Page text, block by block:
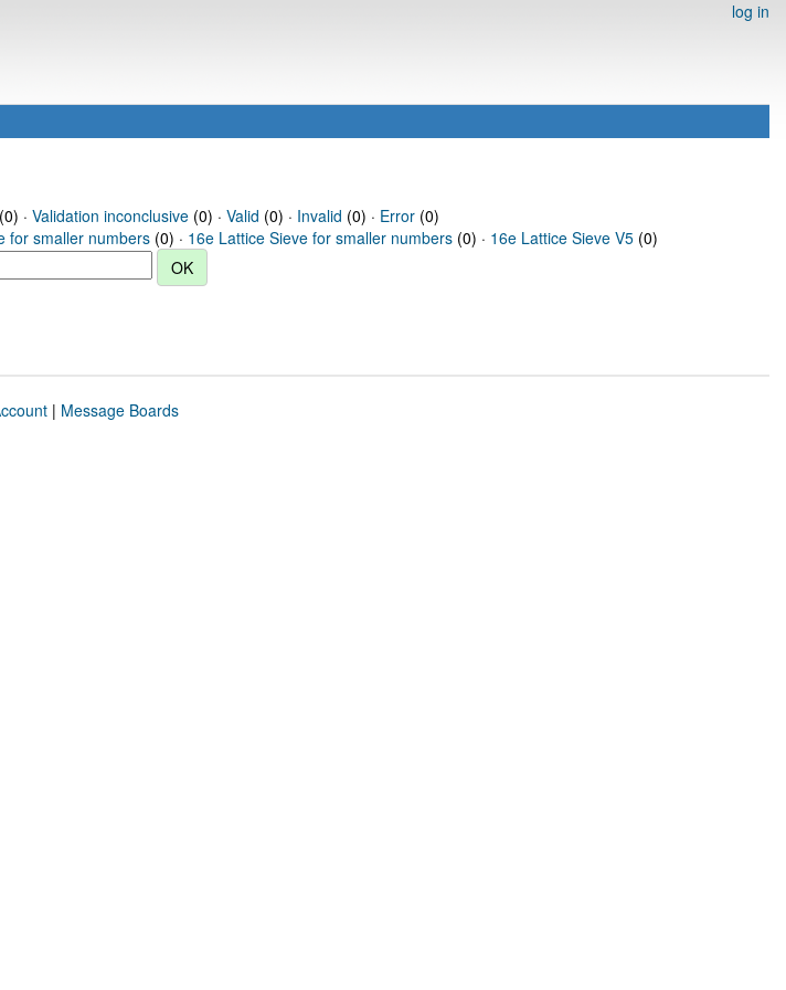
log in
· Validation inconclusive(0) · Valid (0) · Invalid (0) · Error(0)
for smaller numbers (0) · 16e Lattice Sieve for smaller numbers (0) · 16e Lattice Sieve V5 (0)
| Message Boards